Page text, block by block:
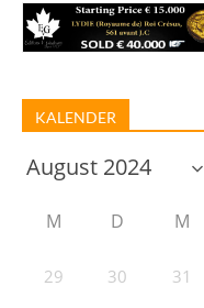
KALENDER
M D M
29 30 31